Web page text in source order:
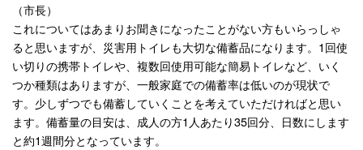
（市長）
これについてはあまりお聞きになったことがない方もいらっしゃ
ると思いますが、災害用トイレも大切な備蓄品になります。1回使
い切りの携帯トイレや、複数回使用可能な簡易トイレなど、いく
つか種類はありますが、一般家庭での備蓄率は低いのが現状で
す。少しずつでも備蓄していくことを考えていただければと思い
ます。備蓄量の目安は、成人の方1人あたり35回分、日数にします
と約1週間分となっています。